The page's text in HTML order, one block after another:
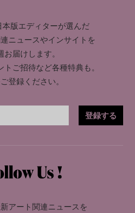
版エディターが選んだ
ニュースやインサイトを
お届けします。
ご招待など各種特典も。
登録ください。
登録する
アート関連ニュースを